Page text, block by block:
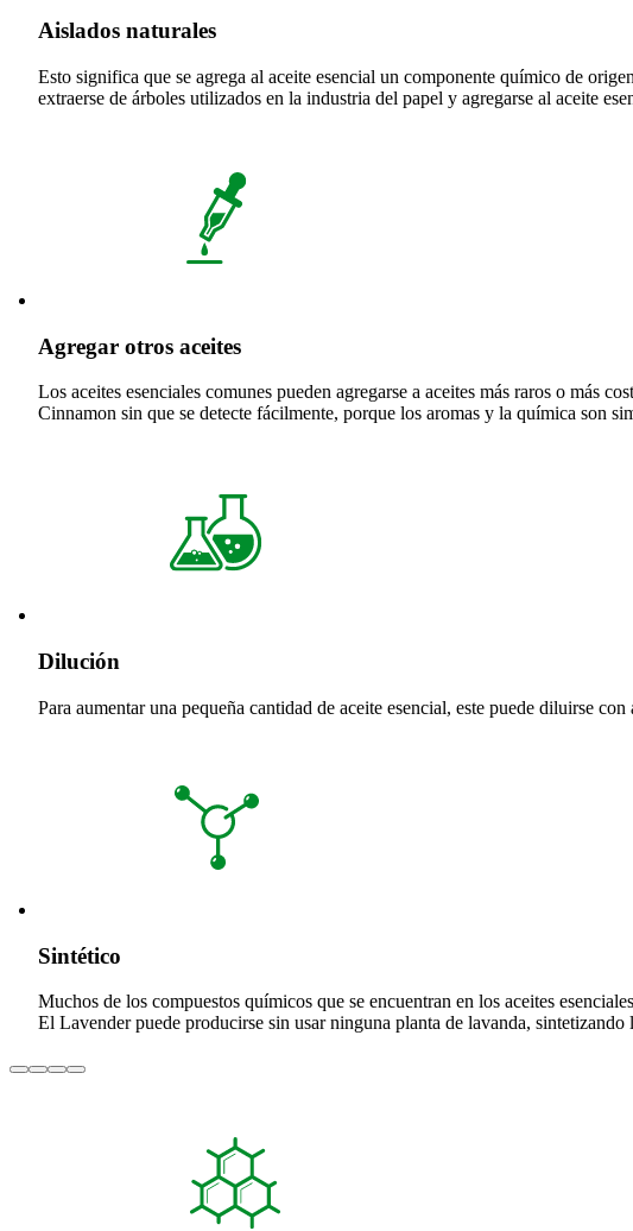
Aislados naturales
Esto significa que se agrega al aceite esencial un componente químico de
extraerse de árboles utilizados en la industria del papel y agregarse al aceite
Agregar otros aceites
Los aceites esenciales comunes pueden agregarse a aceites más raros o más
Cinnamon sin que se detecte fácilmente, porque los aromas y la química son
Dilución
Para aumentar una pequeña cantidad de aceite esencial, este puede diluirse
Sintético
Muchos de los compuestos químicos que se encuentran en los aceites
El Lavender puede producirse sin usar ninguna planta de lavanda,